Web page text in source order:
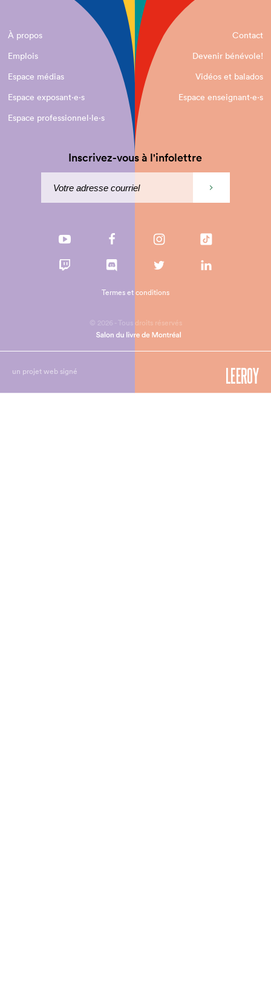
À propos
Contact
Emplois
Devenir bénévole!
Espace médias
Vidéos et balados
Espace exposant·e⋅s
Espace enseignant·e⋅s
Espace professionnel·le⋅s
Inscrivez-vous à l'infolettre
© 2026 - Tous droits réservés
Termes et conditions
un projet web signé